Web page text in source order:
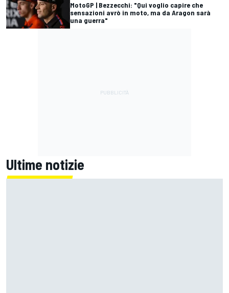
MotoGP | Bezzecchi: "Qui voglio capire che
sensazioni avrò in moto, ma da Aragon sarà
una guerra"
Ultime notizie